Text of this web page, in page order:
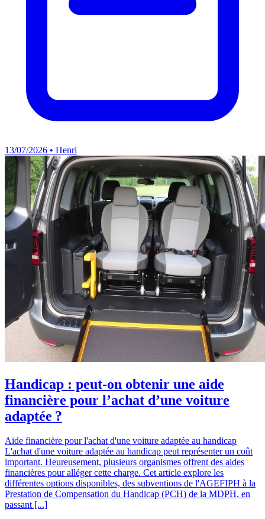
13/07/2026 • Henri
Handicap : peut-on obtenir une aide
financière pour l’achat d’une voiture
adaptée ?
Aide financière pour l'achat d'une voiture adaptée au handicap
L'achat d'une voiture adaptée au handicap peut représenter un coût
important. Heureusement, plusieurs organismes offrent des aides
financières pour alléger cette charge. Cet article explore les
différentes options disponibles, des subventions de l'AGEFIPH à la
Prestation de Compensation du Handicap (PCH) de la MDPH, en
passant [...]